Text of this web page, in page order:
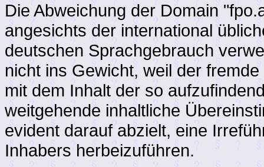
Die Abweichung der Domain
angesichts der international
deutschen Sprachgebrauch
nicht ins Gewicht, weil der
mit dem Inhalt der so
weitgehende inhaltliche
evident darauf abzielt, eine
Inhabers herbeizuführen.